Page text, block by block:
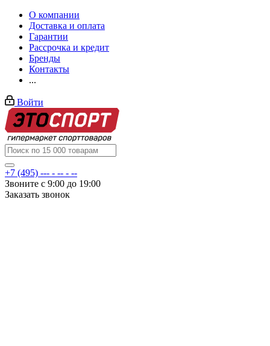
О компании
Доставка и оплата
Гарантии
Рассрочка и кредит
Бренды
Контакты
...
Войти
+7 (495) --- - -- - --
Звоните с 9:00 до 19:00
Заказать звонок